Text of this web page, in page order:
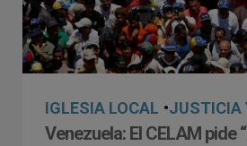
IGLESIA LOCAL •JUSTICIA
Venezuela: El CELAM pide